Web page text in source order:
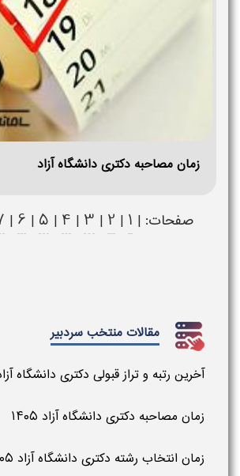
زمان مصاحبه دکتری دانشگاه آزاد
صفحات: | 1
|
2
|
3
|
4
|
5
|
6
|
مقالات منتخب سردبیر
آخرین رتبه و تراز قبولی دکتری دانشگاه آزاد ۱۴۰۲ -
زمان مصاحبه دکتری دانشگاه آزاد ۱۴۰۵
زمان انتخاب رشته دکتری دانشگاه آزاد ۱۴۰۵